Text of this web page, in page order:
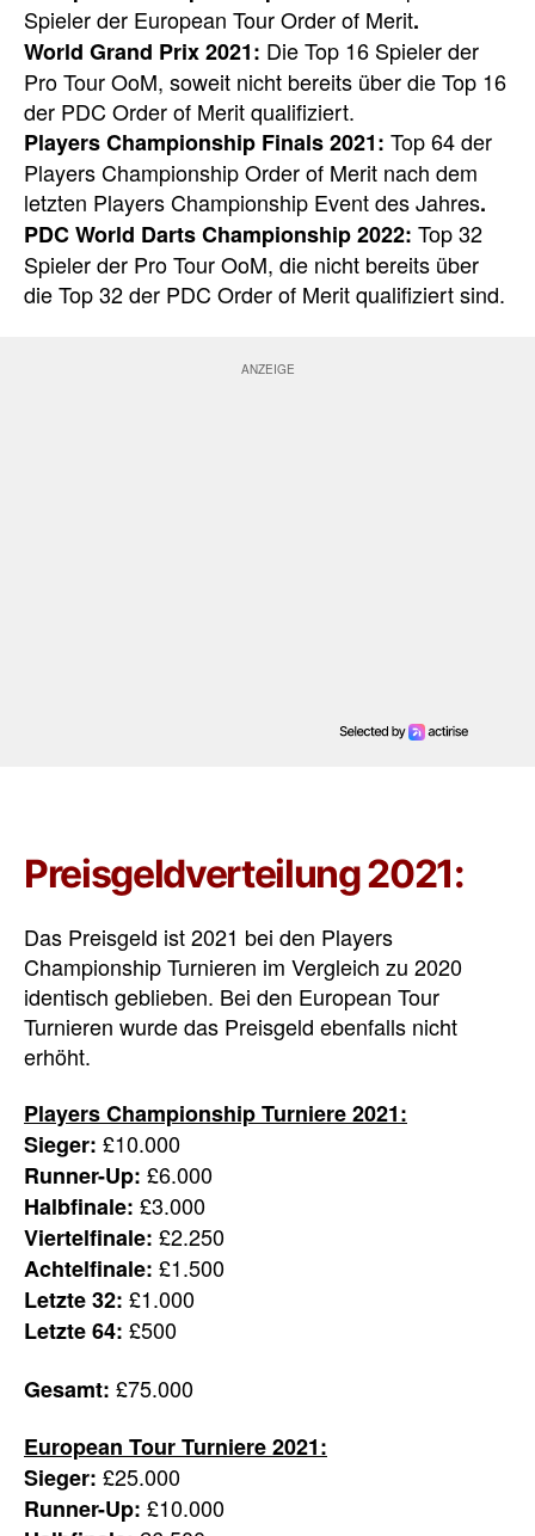
Spieler der European Tour Order of Merit.
World Grand Prix 2021: Die Top 16 Spieler der
Pro Tour OoM, soweit nicht bereits über die Top 16
der PDC Order of Merit qualifiziert.
Players Championship Finals 2021: Top 64 der
Players Championship Order of Merit nach dem
letzten Players Championship Event des Jahres.
PDC World Darts Championship 2022: Top 32
Spieler der Pro Tour OoM, die nicht bereits über
die Top 32 der PDC Order of Merit qualifiziert sind.
Preisgeldverteilung 2021:
Das Preisgeld ist 2021 bei den Players
Championship Turnieren im Vergleich zu 2020
identisch geblieben. Bei den European Tour
Turnieren wurde das Preisgeld ebenfalls nicht
erhöht.
Players Championship Turniere 2021:
Sieger: £10.000
Runner-Up: £6.000
Halbfinale: £3.000
Viertelfinale: £2.250
Achtelfinale: £1.500
Letzte 32: £1.000
Letzte 64: £500
Gesamt: £75.000
European Tour Turniere 2021:
Sieger: £25.000
Runner-Up: £10.000